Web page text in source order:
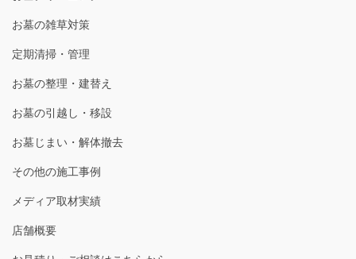
お墓の雑草対策
定期清掃・管理
お墓の整理・建替え
お墓の引越し・移設
お墓じまい・解体撤去
その他の施工事例
メディア取材実績
店舗概要